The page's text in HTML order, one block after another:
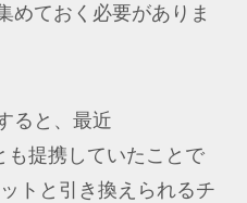
めておく必要がありま
ると、最近
も提携していたことで
トと引き換えられるチ